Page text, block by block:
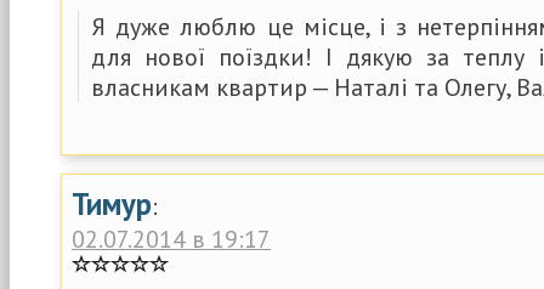
Я дуже люблю це місце, і з
для нової поїздки! І дякую за
власникам квартир — Наталі та Олегу,
Тимур:
02.07.2014 в 19:17